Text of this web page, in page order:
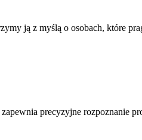
ją z myślą o osobach, które
precyzyjne rozpoznanie